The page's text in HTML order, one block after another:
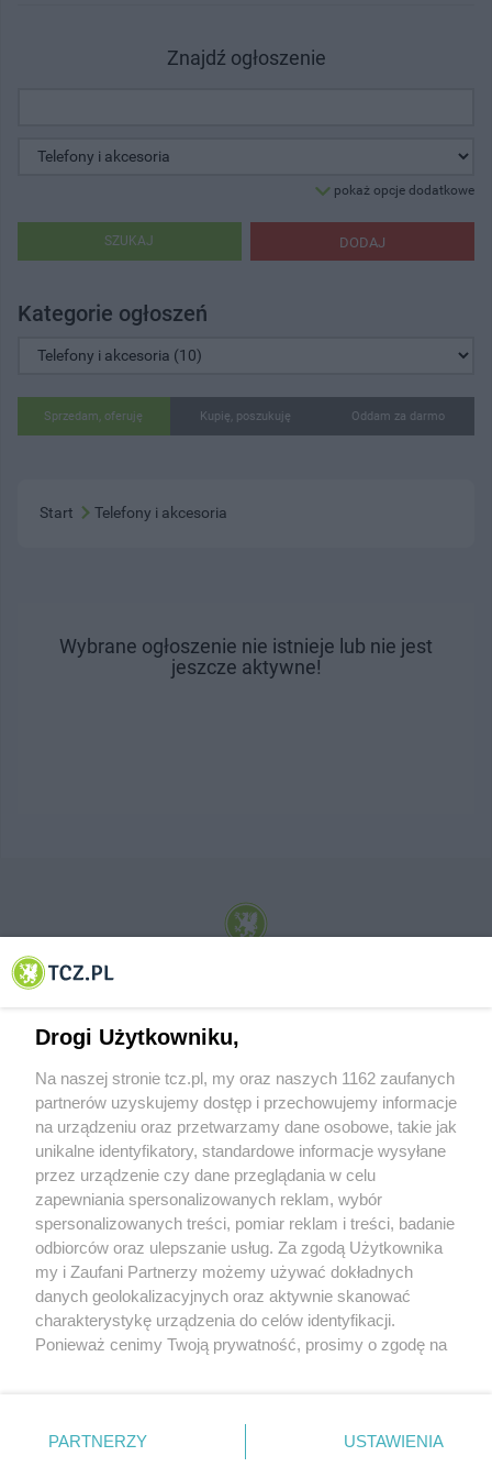
Znajdź ogłoszenie
pokaż opcje dodatkowe
DODAJ
SZUKAJ
Kategorie ogłoszeń
Sprzedam, oferuję Kupię, poszukuję Oddam za darmo
Start Telefony i akcesoria
Wybrane ogłoszenie nie istnieje lub nie jest
jeszcze aktywne!
© 2001-2026 Tczew - TCZ.PL Sp. z o.o. Internetowy Serwis Informacyjny Miasta
O FIRMIE POLITYKA PRYWATNOŚCI HOSTING
REKLAMA WSPÓŁPRACA RSS FACEBOOK KONTAKT
Nasze serwisy
Aktualności
Tcz24
Historia miasta
Muzyka i kultura
Archiwum wydarzeń
Zdjęcia miasta
Drogi Użytkowniku,
Na naszej stronie tcz.pl, my oraz naszych 1162 zaufanych
partnerów uzyskujemy dostęp i przechowujemy informacje
na urządzeniu oraz przetwarzamy dane osobowe, takie jak
unikalne identyfikatory, standardowe informacje wysyłane
przez urządzenie czy dane przeglądania w celu
zapewniania spersonalizowanych reklam, wybór
spersonalizowanych treści, pomiar reklam i treści, badanie
odbiorców oraz ulepszanie usług. Za zgodą Użytkownika
my i Zaufani Partnerzy możemy używać dokładnych
danych geolokalizacyjnych oraz aktywnie skanować
charakterystykę urządzenia do celów identyfikacji.
Ponieważ cenimy Twoją prywatność, prosimy o zgodę na
znajdujący się w lewym dolnym rogu strony
. Niektóre
PARTNERZY USTAWIENIA